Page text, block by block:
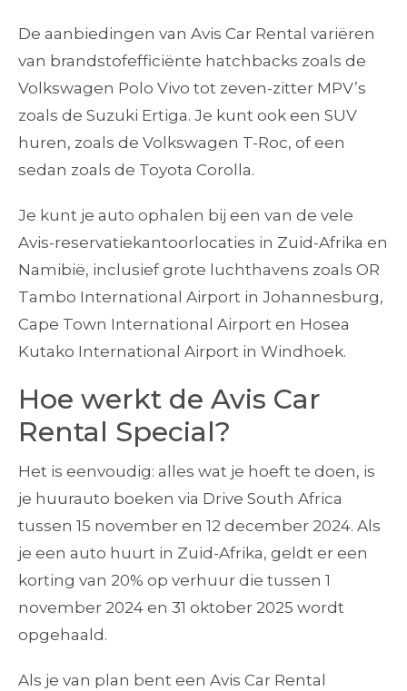
De aanbiedingen van Avis Car Rental variëren
van brandstofefficiënte hatchbacks zoals de
Volkswagen Polo Vivo tot zeven-zitter MPV’s
zoals de Suzuki Ertiga. Je kunt ook een SUV
huren, zoals de Volkswagen T-Roc, of een
sedan zoals de Toyota Corolla.
Je kunt je auto ophalen bij een van de vele
Avis-reservatiekantoorlocaties in Zuid-Afrika en
Namibië, inclusief grote luchthavens zoals OR
Tambo International Airport in Johannesburg,
Cape Town International Airport en Hosea
Kutako International Airport in Windhoek.
Hoe werkt de Avis Car
Rental Special?
Het is eenvoudig: alles wat je hoeft te doen, is
je huurauto boeken via Drive South Africa
tussen 15 november en 12 december 2024. Als
je een auto huurt in Zuid-Afrika, geldt er een
korting van 20% op verhuur die tussen 1
november 2024 en 31 oktober 2025 wordt
opgehaald.
Als je van plan bent een Avis Car Rental